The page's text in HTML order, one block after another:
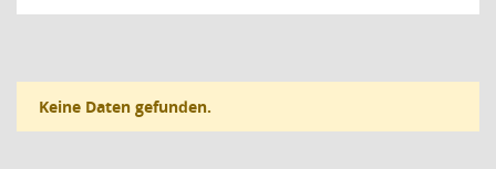
Keine Daten gefunden.